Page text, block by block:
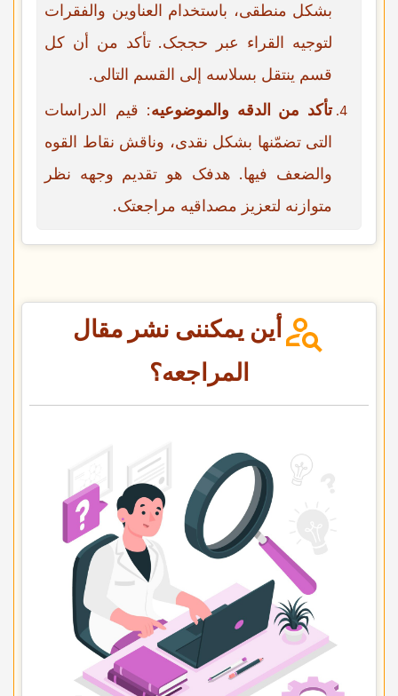
بشکل منطقی، باستخدام العناوین والفقرات
لتوجیه القراء عبر حججک. تأکد من أن کل
قسم ینتقل بسلاسه إلى القسم التالی.
تأکد من الدقه والموضوعیه: قیم الدراسات
التی تضمّنها بشکل نقدی، وناقش نقاط القوه
والضعف فیها. هدفک هو تقدیم وجهه نظر
متوازنه لتعزیز مصداقیه مراجعتک.
أین یمکننی نشر مقال
المراجعه؟